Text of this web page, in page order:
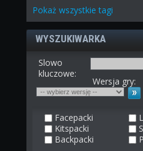
Pokaż wszystkie tagi
WYSZUKIWARKA
Slowo
kluczowe:
Wersja gry:
Facepacki
Kitspacki
Backpacki